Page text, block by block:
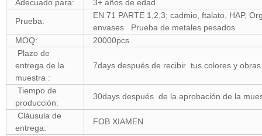
Adecuado para:
3+ años de edad
Prueba:
EN 71 PARTE 1,2,3; cadmio, ftalato, HAP,
envases Prueba de metales pesados
MOQ:
20000pcs
Plazo de
entrega de la
muestra :
7days después de recibir tus colores y
Tiempo de
producción:
30days después de la aprobación de la
Cláusula de
entrega:
FOB XIAMEN